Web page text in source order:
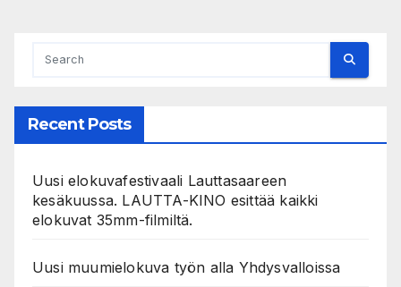
Recent Posts
Uusi elokuvafestivaali Lauttasaareen
kesäkuussa. LAUTTA-KINO esittää kaikki
elokuvat 35mm-filmiltä.
Uusi muumielokuva työn alla Yhdysvalloissa